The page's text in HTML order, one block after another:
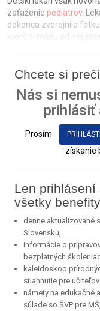
zaťaženie pediatrov.
dokonca zverejnila
ktoré si môžu od nej
Chcete si
Nás si
prihlásiť
Prosím
získanie
Len
všetky
denne aktualizované
Slovensku,
informácie o
bezplatných
kaleidoskop
stiahnutie pre
námety na edukačné
súlade so ŠVP pre MŠ,